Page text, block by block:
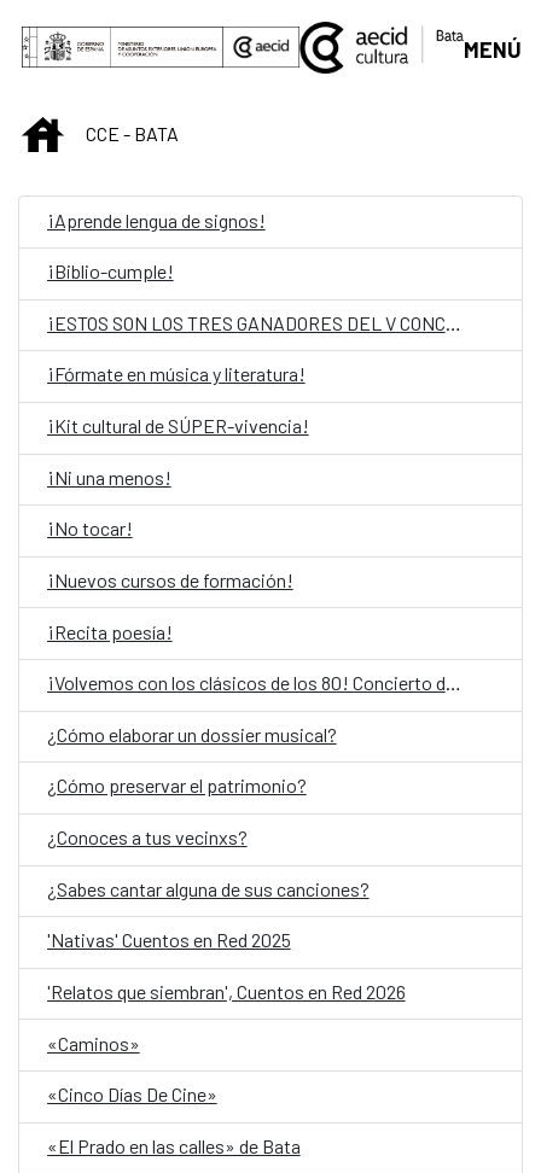
Skip to Main Content
MENÚ
INICIOCCE - BATA
¡Aprende lengua de signos!
¡Biblio-cumple!
¡Fórmate en música y literatura!
¡Kit cultural de SÚPER-vivencia!
¡Ni una menos!
¡No tocar!
¡Nuevos cursos de formación!
¡Recita poesía!
¡Volvemos con los clásicos de los 80! Concierto de Okurkur Obiang Mbá y Gabri B
¿Cómo elaborar un dossier musical?
¿Cómo preservar el patrimonio?
¿Conoces a tus vecinxs?
¿Sabes cantar alguna de sus canciones?
'Nativas' Cuentos en Red 2025
'Relatos que siembran', Cuentos en Red 2026
«Caminos»
«Cinco Días De Cine»
«El Prado en las calles» de Bata